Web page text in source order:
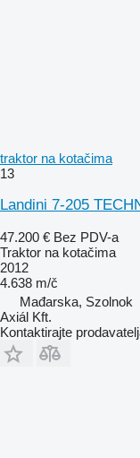
traktor na kotačima
13
Landini 7-205
47.200 € Bez PDV-a
Traktor na kotačima
2012
4.638 m/č
Mađarska, Szolnok
Axiál Kft.
Kontaktirajte